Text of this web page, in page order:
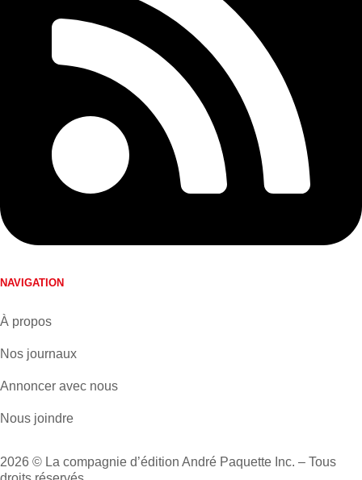
NAVIGATION
À propos
Nos journaux
Annoncer avec nous
Nous joindre
2026 © La compagnie d’édition André Paquette Inc. – Tous